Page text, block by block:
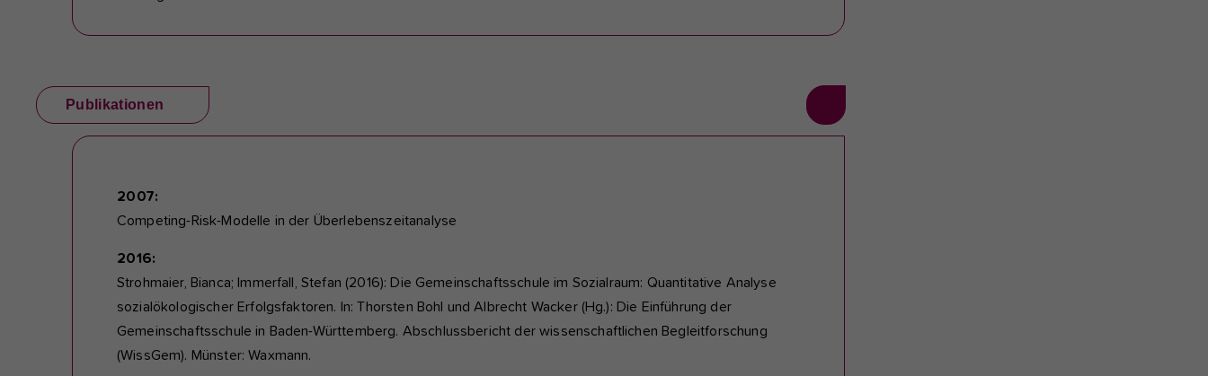
Publikationen
2007:
Competing-Risk-Modelle in der Überlebenszeitanalyse
2016:
Strohmaier, Bianca; Immerfall, Stefan (2016): Die Gemeinschaftsschule im Sozialraum: Quantitative Analyse
sozialökologischer Erfolgsfaktoren. In: Thorsten Bohl und Albrecht Wacker (Hg.): Die Einführung der
Gemeinschaftsschule in Baden-Württemberg. Abschlussbericht der wissenschaftlichen Begleitforschung
(WissGem). Münster: Waxmann.